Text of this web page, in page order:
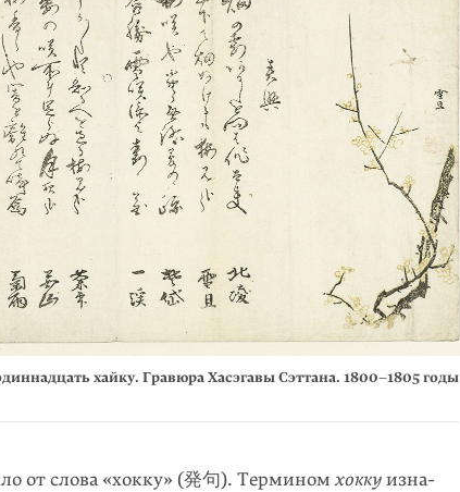
хайку. Гравюра Хасэгавы Сэттана. 1800–1805годы
от слова «хокку» (発句). Терминомхоккуизна­